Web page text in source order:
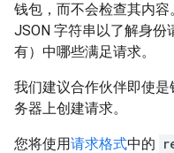
钱包，而不会检查其内
JSON 字符串以了解身
有）中哪些满足请求。
我们建议合作伙伴即使
务器上创建请求。
您将使用请求格式中的